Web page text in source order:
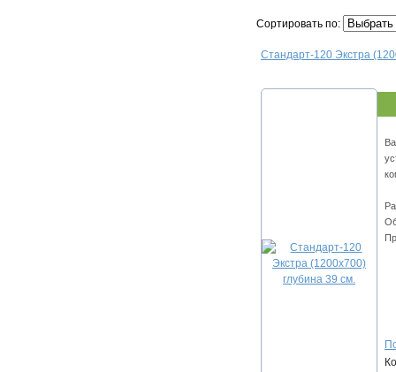
Сортировать по:
Стандарт-120 Экстра